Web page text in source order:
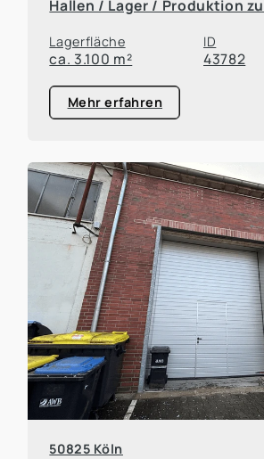
Hallen / Lager / Produktion
Lagerfläche
ca. 3.100 m²
ID
43782
Mehr erfahren
50825 Köln